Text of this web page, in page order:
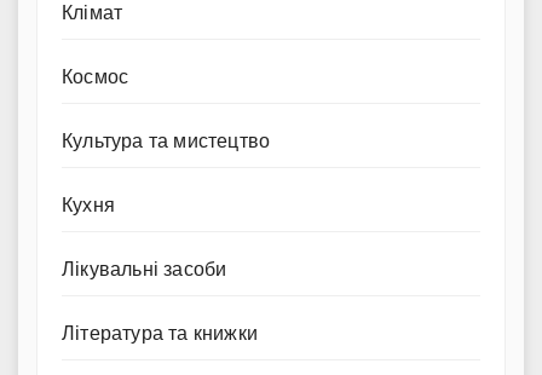
Клімат
Космос
Культура та мистецтво
Кухня
Лікувальні засоби
Література та книжки